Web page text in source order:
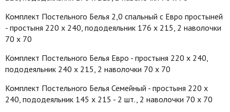
Комплект Постельного Белья 2,0 спальный с Евро простыней
- простыня 220 х 240, пододеяльник 176 х 215, 2 наволочки
70 х 70
Комплект Постельного Белья Евро - простыня 220 х 240,
пододеяльник 240 х 215, 2 наволочки 70 х 70
Комплект Постельного Белья Семейный - простыня 220 х
240, пододеяльник 145 х 215 - 2 шт., 2 наволочки 70 х 70